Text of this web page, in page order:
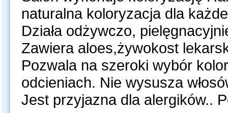
naturalna koloryzacja dla
Działa odżywczo,
Zawiera aloes,żywokost
Pozwala na szeroki wybór
odcieniach. Nie wysusza
Jest przyjazna dla alergików..